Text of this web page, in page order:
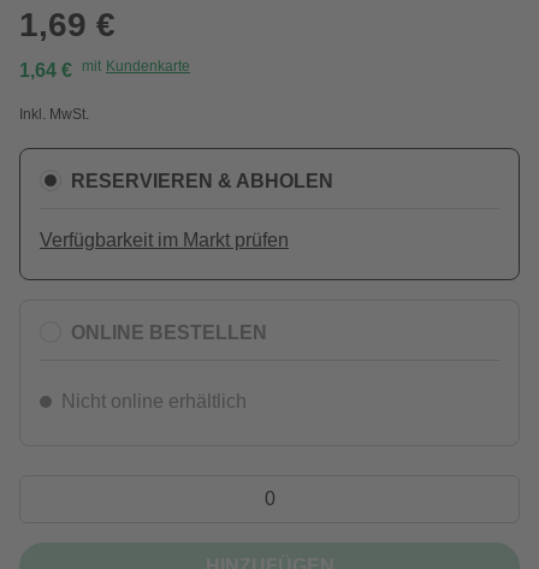
1,69 €
1,64 € mit Kundenkarte
Inkl. MwSt.
RESERVIEREN & ABHOLEN
Verfügbarkeit im Markt prüfen
ONLINE BESTELLEN
Nicht online erhältlich